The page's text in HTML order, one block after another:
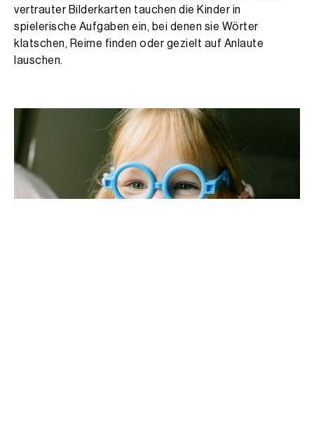
vertrauter Bilderkarten tauchen die Kinder in
spielerische Aufgaben ein, bei denen sie Wörter
klatschen, Reime finden oder gezielt auf Anlaute
lauschen.